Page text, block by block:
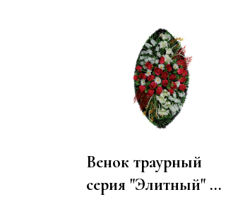
Венок траурный
серия "Элитный" №